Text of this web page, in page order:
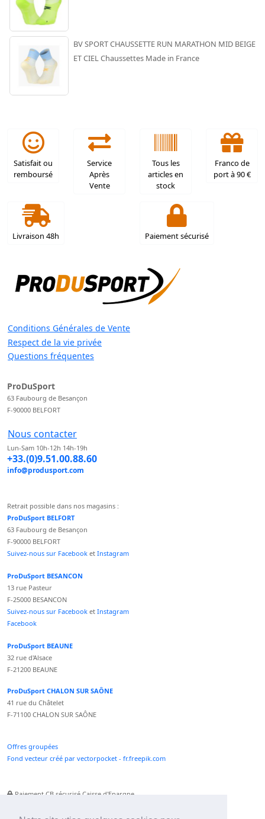
BV SPORT CHAUSSETTE RUN MARATHON MID BEIGE
ET CIEL Chaussettes Made in France
Satisfait ou
remboursé
Service
Après
Vente
Tous les
articles en
stock
Franco de
port à 90 €
Livraison 48h Paiement sécurisé
Conditions Générales de Vente
Respect de la vie privée
Questions fréquentes
ProDuSport
63 Faubourg de Besançon
F-90000 BELFORT
Nous contacter
Lun-Sam 10h-12h 14h-19h
+33.(0)9.51.00.88.60
info@produsport.com
Retrait possible dans nos magasins :
ProDuSport BELFORT
63 Faubourg de Besançon
F-90000 BELFORT
Suivez-nous sur Facebook et Instagram
ProDuSport BESANCON
13 rue Pasteur
F-25000 BESANCON
Suivez-nous sur Facebook et Instagram
Facebook
ProDuSport BEAUNE
32 rue d'Alsace
F-21200 BEAUNE
ProDuSport CHALON SUR SAÔNE
41 rue du Châtelet
F-71100 CHALON SUR SAÔNE
Offres groupées
Fond vecteur créé par vectorpocket - fr.freepik.com
Paiement CB sécurisé Caisse d'Epargne